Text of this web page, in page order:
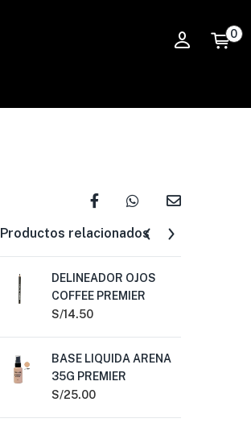
0
Productos relacionados
DELINEADOR OJOS
COFFEE PREMIER
S/14.50
BASE LIQUIDA ARENA
35G PREMIER
S/25.00